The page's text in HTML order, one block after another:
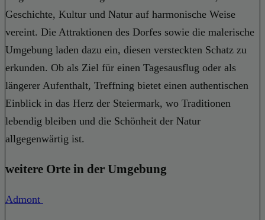
Geschichte, Kultur und Natur auf harmonische Weise
vereint. Die Attraktionen des Dorfes sowie die malerische
Umgebung laden dazu ein, diesen versteckten Schatz zu
erkunden. Ob als Ziel für einen Tagesausflug oder als
längerer Aufenthalt, Treffning bietet einen authentischen
Einblick in das Herz der Steiermark, wo Traditionen
lebendig bleiben und die Schönheit der Natur
allgegenwärtig ist.
weitere Orte in der Umgebung
Admont